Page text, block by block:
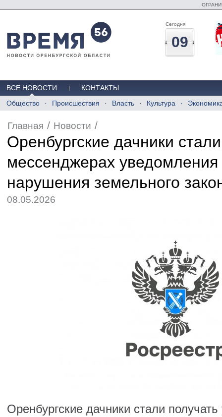
Сегодня
09
ВСЕ НОВОСТИ
КОНТАКТЫ
Общество
Происшествия Власть Культура
Главная / Новости /
Оренбургские дачники
мессенджерах
нарушения земельного
08.05.2026
Оренбургские дачники стали